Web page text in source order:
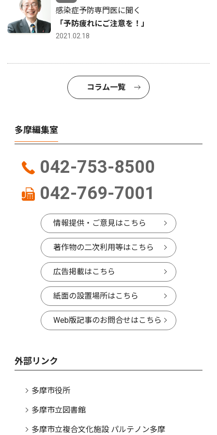
感染症予防専門医に聞く
「予防疲れにご注意を！」
2021.02.18
コラム一覧
多摩編集室
042-753-8500
042-769-7001
情報提供・ご意見はこちら
著作物の二次利用等はこちら
広告掲載はこちら
紙面の設置場所はこちら
Web版記事のお問合せはこちら
外部リンク
多摩市役所
多摩市立図書館
多摩市立複合文化施設 パルテノン多摩